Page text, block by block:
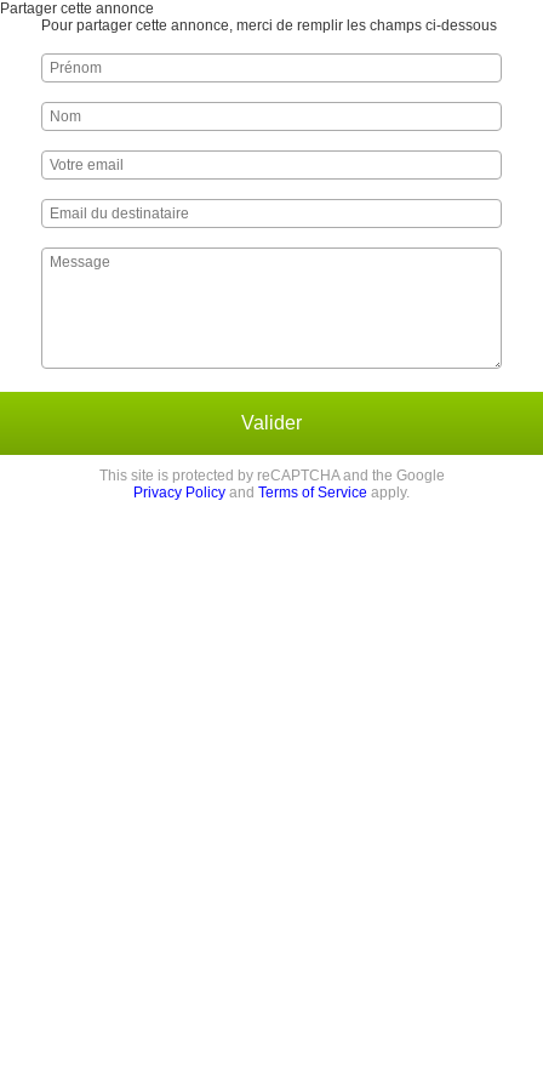
Partager cette annonce
Pour partager cette annonce, merci de remplir les champs ci-dessous
Valider
This site is protected by reCAPTCHA and the Google
Privacy Policy and Terms of Service apply.